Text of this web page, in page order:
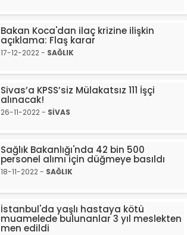
Bakan Koca'dan ilaç krizine ilişkin
açıklama: Flaş karar
17-12-2022 - SAĞLIK
Sivas’a KPSS’siz Mülakatsız 111 İşçi
alınacak!
26-11-2022 - SİVAS
Sağlık Bakanlığı'nda 42 bin 500
personel alımı için düğmeye basıldı
18-11-2022 - SAĞLIK
İstanbul'da yaşlı hastaya kötü
muamelede bulunanlar 3 yıl meslekten
men edildi